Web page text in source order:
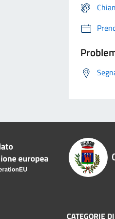
CATEGORIE